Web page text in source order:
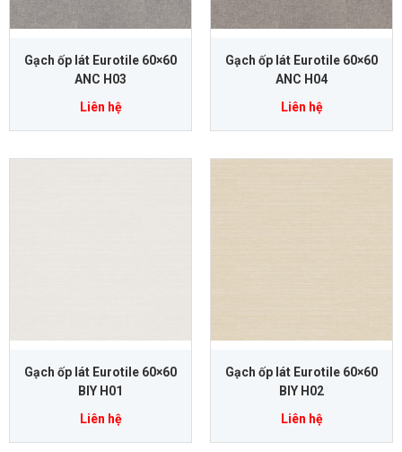
Gạch ốp lát Eurotile 60×60
ANC H03
Liên hệ
Gạch ốp lát Eurotile 60×60
ANC H04
Liên hệ
Gạch ốp lát Eurotile 60×60
BIY H01
Liên hệ
Gạch ốp lát Eurotile 60×60
BIY H02
Liên hệ